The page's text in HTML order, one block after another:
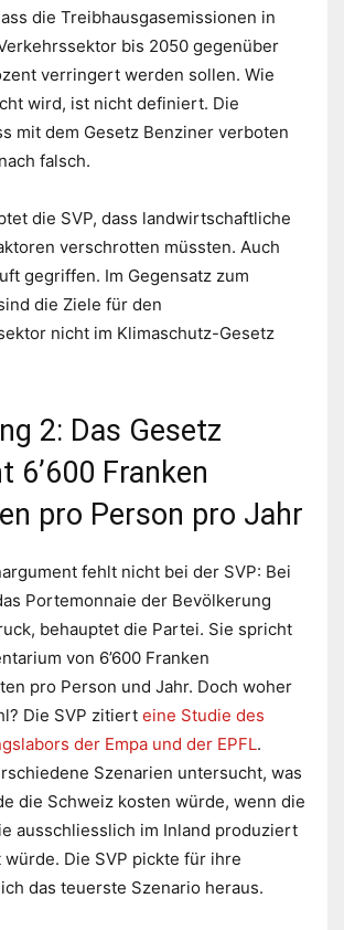
die Treibhausgasemissionen in
bis 2050 gegenüber
verringert werden sollen. Wie
wird, ist nicht definiert. Die
mit dem Gesetz Benziner verboten
falsch.
die SVP, dass landwirtschaftliche
verschrotten müssten. Auch
gegriffen. Im Gegensatz zum
die Ziele für den
nicht im Klimaschutz-Gesetz
2: Das Gesetz
6’600 Franken
pro Person pro Jahr
fehlt nicht bei der SVP: Bei
Portemonnaie der Bevölkerung
behauptet die Partei. Sie spricht
von 6’600 Franken
pro Person und Jahr. Doch woher
Die SVP zitiert eine Studie des
der Empa und der EPFL.
Szenarien untersucht, was
die Schweiz kosten würde, wenn die
ausschliesslich im Inland produziert
Die SVP pickte für ihre
das teuerste Szenario heraus.